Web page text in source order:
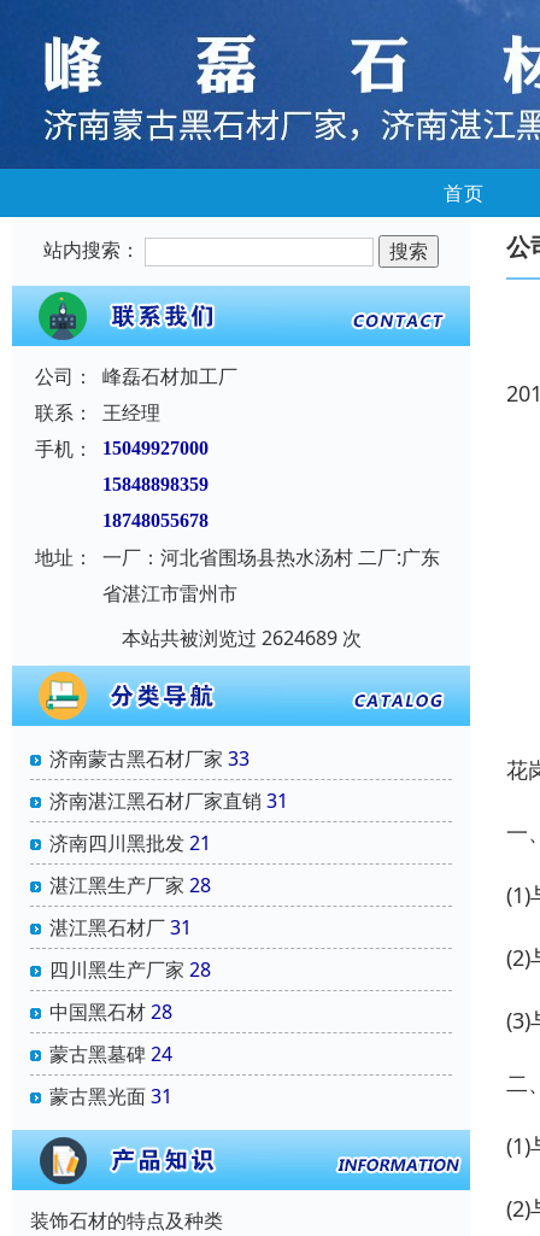
首页
站内搜索：
公司：
峰磊石材加工厂
联系：
王经理
手机：
15049927000
15848898359
18748055678
地址：
一厂：河北省围场县热水汤村 二厂:广东
省湛江市雷州市
本站共被浏览过 2624689 次
济南蒙古黑石材厂家 33
济南湛江黑石材厂家直销 31
济南四川黑批发21
湛江黑生产厂家 28
湛江黑石材厂31
四川黑生产厂家 28
中国黑石材28
蒙古黑墓碑24
蒙古黑光面31
装饰石材的特点及种类
公
花
一
(1)
(2)
(3)
二
(1)
(2)